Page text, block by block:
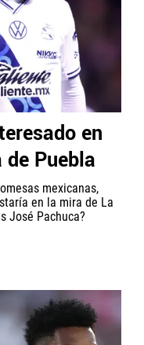
en
Puebla
mexicanas,
en la mira de La
José Pachuca?